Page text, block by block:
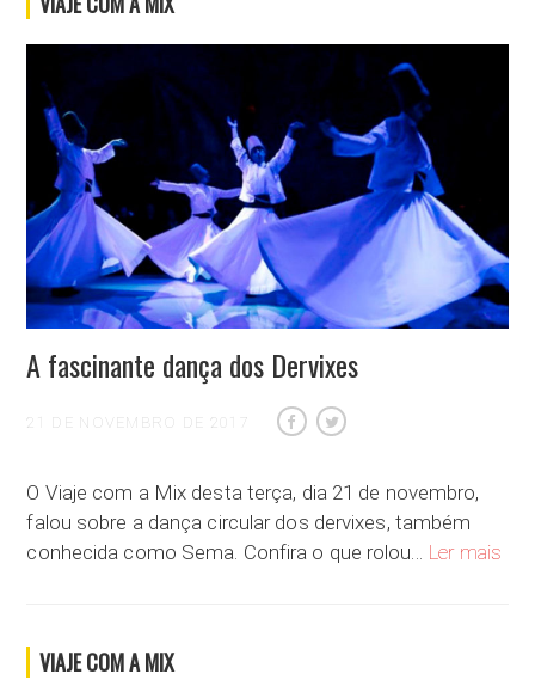
A fascinante dança dos Dervixes
21 DE NOVEMBRO DE 2017
O Viaje com a Mix desta terça, dia 21 de novembro,
falou sobre a dança circular dos dervixes, também
conhecida como Sema. Confira o que rolou… Ler mais
VIAJE COM A MIX